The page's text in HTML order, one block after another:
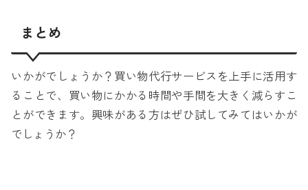
まとめ
いかがでしょうか？買い物代行サービスを上手に活用す
ることで、買い物にかかる時間や手間を大きく減らすこ
とができます。興味がある方はぜひ試してみてはいかが
でしょうか？